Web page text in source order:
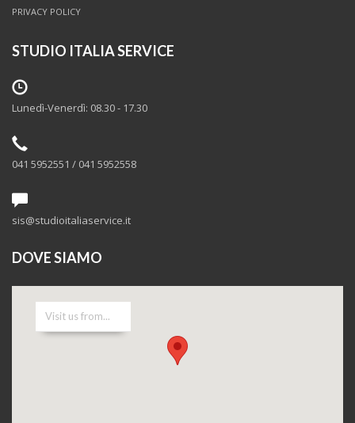
PRIVACY POLICY
STUDIO ITALIA SERVICE
Lunedì-Venerdì: 08.30 - 17.30
041 5952551 / 041 5952558
sis@studioitaliaservice.it
DOVE SIAMO